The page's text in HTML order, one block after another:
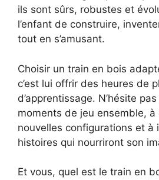
ils sont sûrs, robustes et
l’enfant de construire,
tout en s’amusant.
Choisir un train en bois
c’est lui offrir des heures de
d’apprentissage. N’hésite
moments de jeu ensemble, à
nouvelles configurations et à
histoires qui nourriront son
Et vous, quel est le train en